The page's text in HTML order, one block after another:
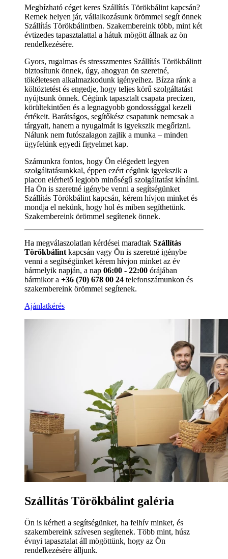
Megbízható céget keres Szállítás Törökbálint kapcsán?
Remek helyen jár, vállalkozásunk örömmel segít önnek
Szállítás Törökbálintben. Szakembereink több, mint két
évtizedes tapasztalattal a hátuk mögött állnak az ön
rendelkezésére.
Gyors, rugalmas és stresszmentes Szállítás Törökbálintt
biztosítunk önnek, úgy, ahogyan ön szeretné,
tökéletesen alkalmazkodunk igényeihez. Bízza ránk a
költöztetést és engedje, hogy teljes körű szolgáltatást
nyújtsunk önnek. Cégünk tapasztalt csapata precízen,
körültekintően és a legnagyobb gondossággal kezeli
értékeit. Barátságos, segítőkész csapatunk nemcsak a
tárgyait, hanem a nyugalmát is igyekszik megőrizni.
Nálunk nem futószalagon zajlik a munka – minden
ügyfelünk egyedi figyelmet kap.
Számunkra fontos, hogy Ön elégedett legyen
szolgáltatásunkkal, éppen ezért cégünk igyekszik a
piacon elérhető legjobb minőségű szolgáltatást kínálni.
Ha Ön is szeretné igénybe venni a segítségünket
Szállítás Törökbálint kapcsán, kérem hívjon minket és
mondja el nekünk, hogy hol és miben segíthetünk.
Szakembereink örömmel segítenek önnek.
Ha megválaszolatlan kérdései maradtak Szállítás
Törökbálint kapcsán vagy Ön is szeretné igénybe
venni a segítségünket kérem hívjon minket az év
bármelyik napján, a nap 06:00 - 22:00 órájában
bármikor a +36 (70) 678 00 24 telefonszámunkon és
szakembereink örömmel segítenek.
Ajánlatkérés
Szállítás Törökbálint galéria
Ön is kérheti a segítségünket, ha felhív minket, és
szakembereink szívesen segítenek. Több mint, húsz
évnyi tapasztalat áll mögöttünk, hogy az Ön
rendelkezésére álljunk.